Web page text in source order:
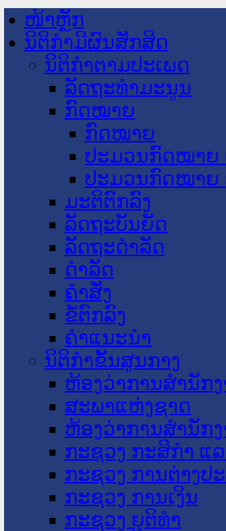
ໜ້າຫຼັກ
ນິຕິກໍາມີຜົນສັກສິດ
ນິຕິກໍາຕາມປະເພດ
ລັດຖະທໍາມະນູນ
ກົດໝາຍ
ກົດໝາຍ
ປະມວນກົດໝາຍ
ປະມວນກົດໝາຍ
ມະຕິຕົກລົງ
ລັດຖະບັນຍັດ
ລັດຖະດໍາລັດ
ດໍາລັດ
ຄໍາສັ່ງ
ຂໍ້ຕົກລົງ
ຄໍາແນະນໍາ
ນິຕິກໍາຂັ້ນສູນກາງ
ຫ້ອງວ່າການສໍານັກ
ສະພາແຫ່ງຊາດ
ຫ້ອງວ່າການສຳນັກ
ກະຊວງ ກະສິກຳ ແ
ກະຊວງ ການຕ່າງປ
ກະຊວງ ການເງິນ
ກະຊວງ ຍຸຕິທໍາ